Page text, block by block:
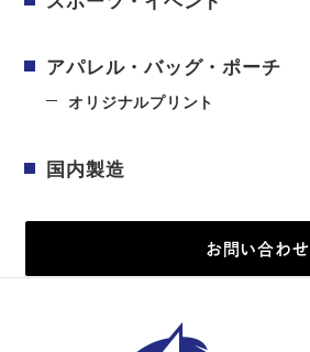
アパレル・バッグ・ポーチ
オリジナルプリント
国内製造
お問い合わせ